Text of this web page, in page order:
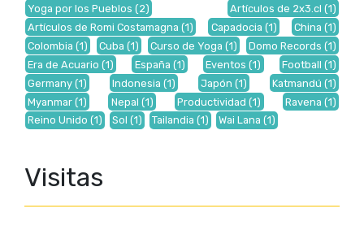
Yoga por los Pueblos (2) Artículos de 2x3.cl (1)
Artículos de Romi Costamagna (1) Capadocia (1) China (1)
Colombia (1) Cuba (1) Curso de Yoga (1) Domo Records (1)
Era de Acuario (1) España (1) Eventos (1) Football (1)
Germany (1) Indonesia (1) Japón (1) Katmandú (1)
Myanmar (1) Nepal (1) Productividad (1) Ravena (1)
Reino Unido (1) Sol (1) Tailandia (1) Wai Lana (1)
Visitas